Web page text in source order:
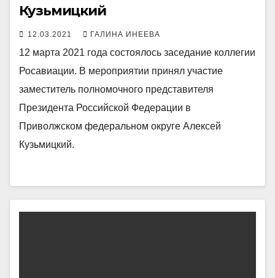
Кузьмицкий
12.03.2021 ГАЛИНА ИНЕЕВА
12 марта 2021 года состоялось заседание коллегии
Росавиации. В мероприятии принял участие
заместитель полномочного представителя
Президента Российской Федерации в
Приволжском федеральном округе Алексей
Кузьмицкий.